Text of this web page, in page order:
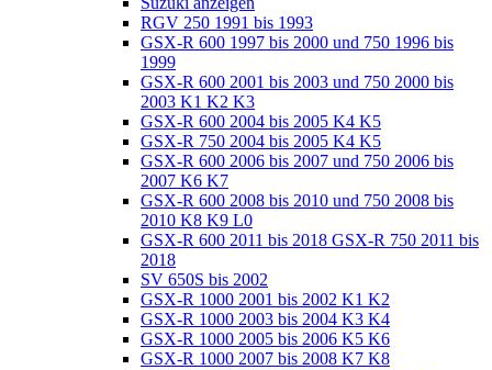
RGV 250 1991 bis 1993
GSX-R 600 1997 bis 2000 und 750 1996 bis
1999
GSX-R 600 2001 bis 2003 und 750 2000 bis
2003 K1 K2 K3
GSX-R 600 2004 bis 2005 K4 K5
GSX-R 750 2004 bis 2005 K4 K5
GSX-R 600 2006 bis 2007 und 750 2006 bis
2007 K6 K7
GSX-R 600 2008 bis 2010 und 750 2008 bis
2010 K8 K9 L0
GSX-R 600 2011 bis 2018 GSX-R 750 2011 bis
2018
SV 650S bis 2002
GSX-R 1000 2001 bis 2002 K1 K2
GSX-R 1000 2003 bis 2004 K3 K4
GSX-R 1000 2005 bis 2006 K5 K6
GSX-R 1000 2007 bis 2008 K7 K8